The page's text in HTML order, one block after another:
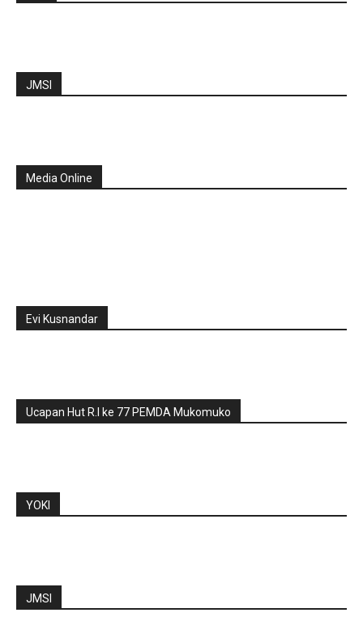
JMSI
Media Online
Evi Kusnandar
Ucapan Hut R.I ke 77 PEMDA Mukomuko
YOKI
JMSI